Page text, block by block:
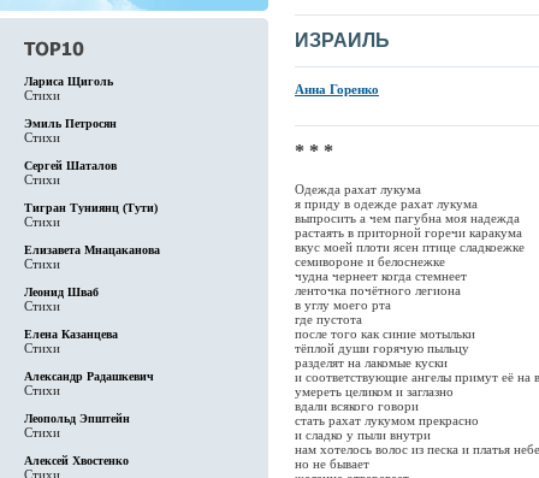
Лариса Щиголь
Стихи
Эмиль Петросян
Стихи
Сергей Шаталов
Стихи
Тигран Туниянц (Тути)
Стихи
Елизавета Мнацаканова
Стихи
Леонид Шваб
Стихи
Елена Казанцева
Стихи
Александр Радашкевич
Стихи
Леопольд Эпштейн
Стихи
Алексей Хвостенко
Стихи
ИЗРАИЛЬ
Анна Горенко
* * *
Одежда рахат лукума
я приду в одежде рахат лукума
выпросить а чем пагубна моя надежда
растаять в приторной горечи каракума
вкус моей плоти ясен птице сладкоежке
семивороне и белоснежке
чудна чернеет когда стемнеет
ленточка почётного легиона
в углу моего рта
где пустота
после того как синие мотыльки
тёплой души горячую пыльцу
разделят на лакомые куски
и соответствующие ангелы примут её на
умереть целиком и заглазно
вдали всякого говори
стать рахат лукумом прекрасно
и сладко у пыли внутри
нам хотелось волос из песка и платья
но не бывает